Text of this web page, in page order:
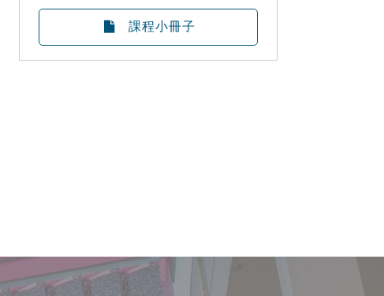
課程小冊子